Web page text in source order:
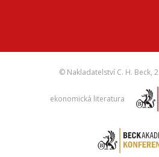
© Nakladatelství C. H. Beck,
ekonomická literatura